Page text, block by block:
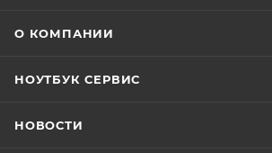
О КОМПАНИИ
НОУТБУК СЕРВИС
НОВОСТИ